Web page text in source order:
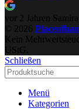
vor 2 Jahren
© 2026
Kein
UStG.
Schließen
Menü
Kategorien